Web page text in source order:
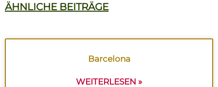
ÄHNLICHE BEITRÄGE
Barcelona
WEITERLESEN »